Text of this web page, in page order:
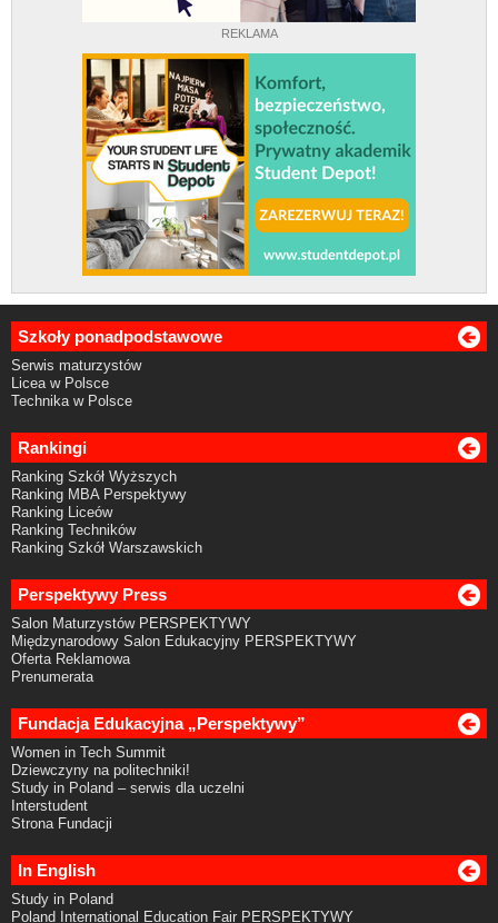
REKLAMA
Szkoły ponadpodstawowe
Serwis maturzystów
Licea w Polsce
Technika w Polsce
Rankingi
Ranking Szkół Wyższych
Ranking MBA Perspektywy
Ranking Liceów
Ranking Techników
Ranking Szkół Warszawskich
Perspektywy Press
Salon Maturzystów PERSPEKTYWY
Międzynarodowy Salon Edukacyjny PERSPEKTYWY
Oferta Reklamowa
Prenumerata
Fundacja Edukacyjna „Perspektywy”
Women in Tech Summit
Dziewczyny na politechniki!
Study in Poland – serwis dla uczelni
Interstudent
Strona Fundacji
In English
Study in Poland
Poland International Education Fair PERSPEKTYWY